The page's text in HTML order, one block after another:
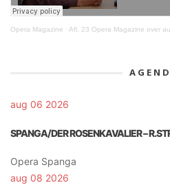
Opera Magazine · Afl. 23 Opera Magazine over
aug 06 2026
SPANGA/DER ROSENKAVALIER –
Opera Spanga
aug 08 2026